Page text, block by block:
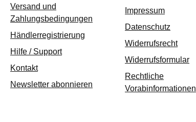
Versand und
Zahlungsbedingungen
Händlerregistrierung
Hilfe / Support
Kontakt
Newsletter abonnieren
Impressum
Datenschutz
Widerrufsrecht
Widerrufsformular
Rechtliche
Vorabinformationen